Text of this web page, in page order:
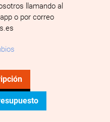
llamando al
o por correo